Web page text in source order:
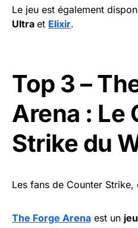
Le jeu est également
Ultra et Elixir.
Top 3 –
Arena : Le
Strike du
Les fans de Counter Strike,
The Forge Arena est un